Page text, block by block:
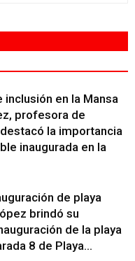
inclusión en la Mansa
profesora de
la importancia
inaugurada en la
de playa
brindó su
de la playa
8 de Playa...